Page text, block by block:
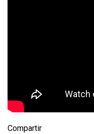
Compartir